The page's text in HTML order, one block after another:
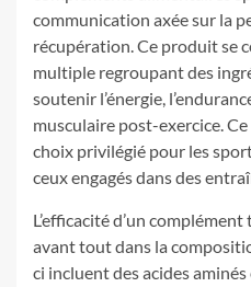
communication axée sur la
récupération. Ce produit se
multiple regroupant des
soutenir l’énergie,
musculaire post-exercice.
choix privilégié pour les
ceux engagés dans des
L’efficacité d’un
avant tout dans la
ci incluent des acides